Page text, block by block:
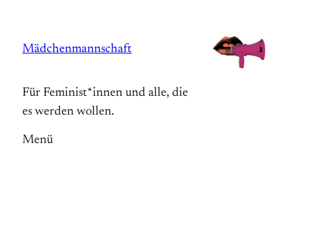
springen
Mädchenmannschaft
Für Feminist*innen und alle, die
es werden wollen.
Menü